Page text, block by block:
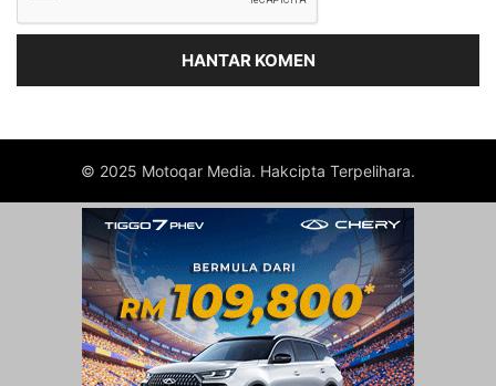
© 2025 Motoqar Media. Hakcipta Terpelihara.